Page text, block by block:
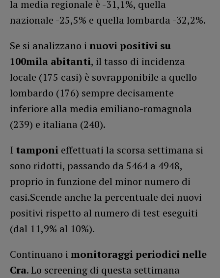
la media regionale è -31,1%, quella
nazionale -25,5% e quella lombarda -32,2%.
Se si analizzano i nuovi positivi su
100mila abitanti, il tasso di incidenza
locale (175 casi) è sovrapponibile a quello
lombardo (176) sempre decisamente
inferiore alla media emiliano-romagnola
(239) e italiana (240).
I tamponi effettuati la scorsa settimana si
sono ridotti, passando da 5464 a 4948,
proprio in funzione del minor numero di
casi.Scende anche la percentuale dei nuovi
positivi rispetto al numero di test eseguiti
(dal 11,9% al 10%).
Continuano i monitoraggi periodici nelle
Cra. Lo screening di questa settimana